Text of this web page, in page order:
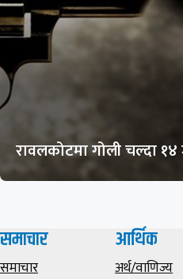
रावलकोटमा गोली चल्दा
समाचार
समाचार
आर्थिक
अर्थ/वाणिज्य